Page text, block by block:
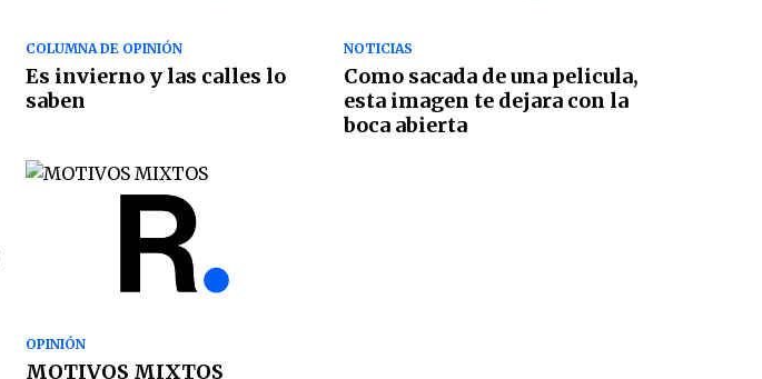
COLUMNA DE OPINIÓN
Es invierno y las calles lo
saben
NOTICIAS
Como sacada de una pelicula,
esta imagen te dejara con la
boca abierta
OPINIÓN
MOTIVOS MIXTOS